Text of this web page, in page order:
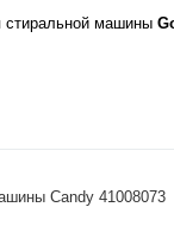
стиральной машины
Candy 41008073